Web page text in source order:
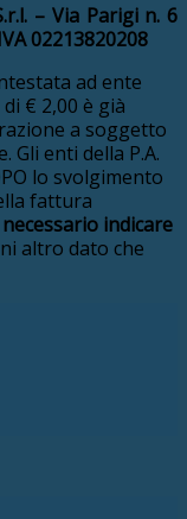
– Via Parigi n. 6
02213820208
ad ente
€ 2,00 è già
a soggetto
Gli enti della P.A.
lo svolgimento
fattura
necessario indicare
altro dato che